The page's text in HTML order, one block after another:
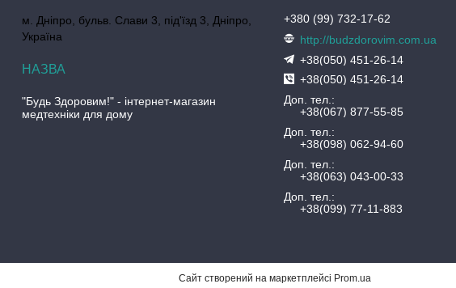
м. Дніпро, бульв. Слави 3, під'їзд 3, Дніпро,
Україна
"Будь Здоровим!" - інтернет-магазин
медтехніки для дому
+380 (99) 732-17-62
http://budzdorovim.com.ua
+38(050) 451-26-14
+38(050) 451-26-14
Доп. тел.
+38(067) 877-55-85
Доп. тел.
+38(098) 062-94-60
Доп. тел.
+38(063) 043-00-33
Доп. тел.
+38(099) 77-11-883
Сайт створений на маркетплейсі Prom.ua